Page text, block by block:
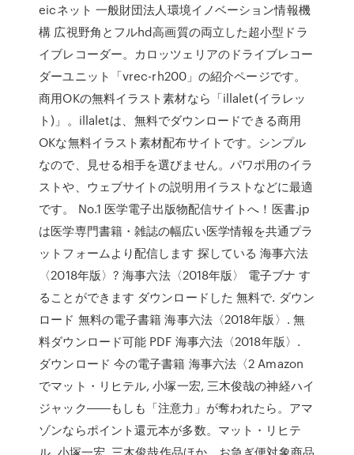
eicネット 一般財団法人環境イノベーション情報機
構 広視野角とフルhd高画質の両立した超小型ドラ
イブレコーダー。カロッツェリアのドライブレコー
ダーユニット「vrec-rh200」の紹介ページです。
商用OKの無料イラスト素材なら「illalet(イラレッ
ト)」。illaletは、無料でダウンロードできる商用
OKな無料イラスト素材配布サイトです。シンプル
なので、見せる相手を選びません。パワポ用のイラ
ストや、ウェブサイトの説明用イラストなどに最適
です。 No.1 医学電子出版物配信サイトへ！医書.jp
は医学専門書籍・雑誌の幅広い医学情報を共通プラ
ットフォームより配信します 探している 海事六法
〈2018年版〉? 海事六法〈2018年版〉 電子ブナ す
ることができます ダウンロードした 無料で. ダウン
ロード 無料の電子書籍 海事六法〈2018年版〉. 無
料ダウンロード可能 PDF 海事六法〈2018年版〉.
ダウンロード 今の電子書籍 海事六法〈2 Amazon
でマット・リヒテル, 小塚一宏, 三木俊哉の神経ハイ
ジャック――もしも「注意力」が奪われたら。アマ
ゾンならポイント還元本が多数。マット・リヒテ
ル, 小塚一宏, 三木俊哉作品ほか、お急ぎ便対象商品